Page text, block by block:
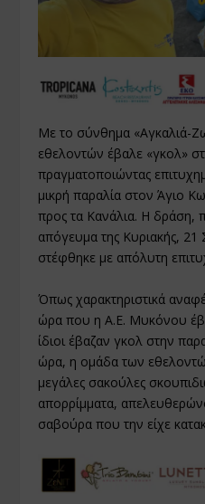
Με το σύνθημα «Αγκαλιά-
εθελοντών έβαλε «γκολ»
πραγματοποιώντας
μικρή παραλία στον Άγιο
προς τα Κανάλια. Η δράση,
απόγευμα της Κυριακής, 21
στέφθηκε με απόλυτη
Όπως χαρακτηριστικά
ώρα που η Α.Ε. Μυκόνου
ίδιοι έβαζαν γκολ στην
ώρα, η ομάδα των
μεγάλες σακούλες
απορρίμματα,
σαβούρα που την είχε